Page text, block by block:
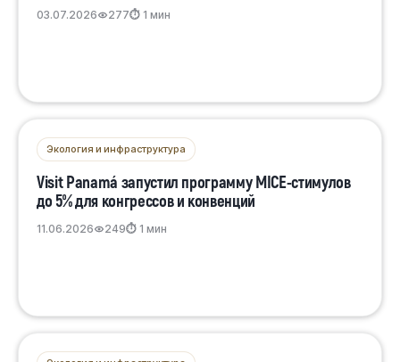
03.07.2026 277⏱ 1 мин
Экология и инфраструктура
Visit Panamá запустил программу MICE-стимулов
до 5% для конгрессов и конвенций
11.06.2026 249⏱ 1 мин